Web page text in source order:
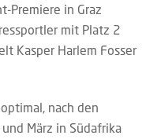
Premiere in Graz
mit Platz 2
Kasper Harlem Fosser
nach den
März in Südafrika